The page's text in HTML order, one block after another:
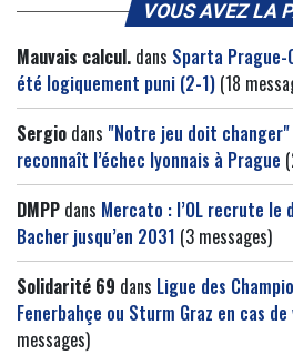
VOUS AVEZ LA
Mauvais calcul. dans Sparta Prague-
été logiquement puni (2-1) (18
Sergio dans "Notre jeu doit changer"
reconnaît l’échec lyonnais à Prague
DMPP dans Mercato : l’OL recrute
Bacher jusqu’en 2031 (3 messages)
Solidarité 69 dans Ligue des
Fenerbahçe ou Sturm Graz en cas
messages)